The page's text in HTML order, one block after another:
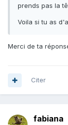
prends pas la
Voila si tu as
Merci de ta
Citer
fabiana